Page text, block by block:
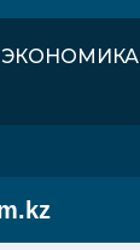
ЭКОНОМИКА